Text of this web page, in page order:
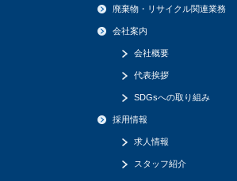
廃棄物・リサイクル関連業務
会社案内
会社概要
代表挨拶
SDGsへの取り組み
採用情報
求人情報
スタッフ紹介